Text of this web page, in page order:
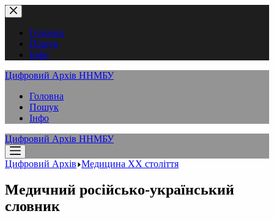
Перейти
до
вмістуГоловна
Пошук
Інфо
Цифровий Архів ННМБУ
Головна
Пошук
Інфо
Цифровий Архів ННМБУ
Цифровий Архів Медицина XX століття
Медичний російсько-український
словник